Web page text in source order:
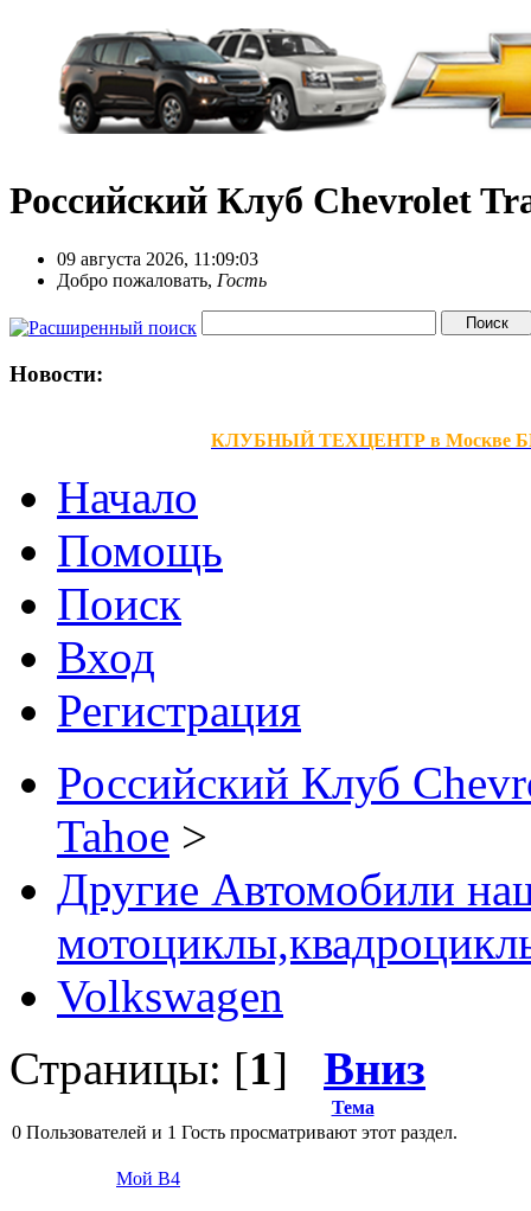
Российский Клуб Chevrolet
09 августа 2026, 11:09:03
Добро пожаловать, Гость
Новости:
КЛУБНЫЙ ТЕХЦЕНТР в Москве
Начало
Помощь
Поиск
Вход
Регистрация
Российский Клуб
Tahoe >
Другие Автомобили
Volkswagen
Страницы: [1] Вниз
Тема
0 Пользователей и 1 Гость просматривают этот раздел.
Мой B4